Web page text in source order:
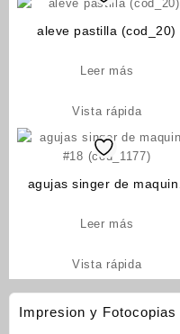
Impresion y Fotocopias
aleve pastilla (cod_20)
Leer más
Vista rápida
agujas singer de maquina
Leer más
Vista rápida